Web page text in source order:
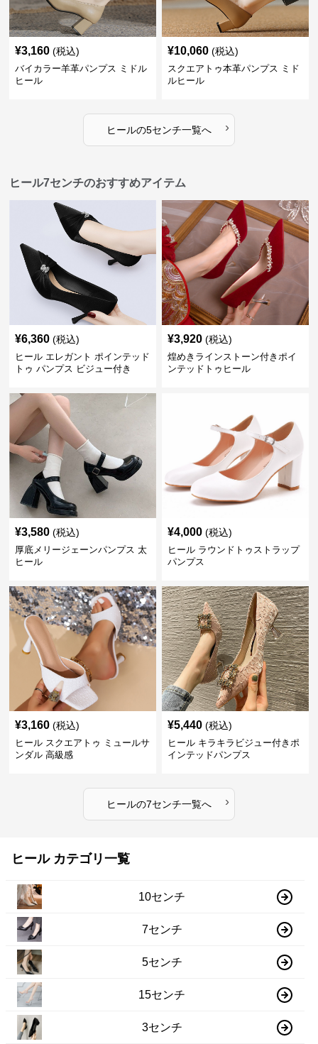
¥3,160 (税込)
バイカラー羊革パンプス ミドル
ヒール
¥10,060 (税込)
スクエアトゥ本革パンプス ミド
ルヒール
ヒールの5センチ一覧へ ›
ヒール7センチのおすすめアイテム
¥6,360 (税込)
ヒール エレガント ポインテッド
トゥ パンプス ビジュー付き
¥3,920 (税込)
煌めきラインストーン付きポイ
ンテッドトゥヒール
¥3,580 (税込)
厚底メリージェーンパンプス 太
ヒール
¥4,000 (税込)
ヒール ラウンドトゥストラップ
パンプス
¥3,160 (税込)
ヒール スクエアトゥ ミュールサ
ンダル 高級感
¥5,440 (税込)
ヒール キラキラビジュー付きポ
インテッドパンプス
ヒールの7センチ一覧へ ›
ヒール カテゴリ一覧
10センチ
7センチ
5センチ
15センチ
3センチ